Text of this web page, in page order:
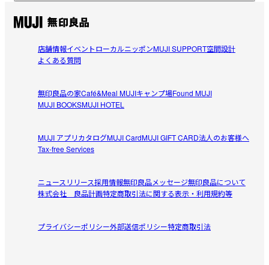
綿100%のアッパーに撥水加工を施しています。綿の風合いの良
【おすすめポイント】
行時の足の負担を軽減した履き心地の良さが特長です。
・靴紐を通すシューレースホールのハトメを、一般的な丸型で
・ベーシックなスタイルで幅広いコーディネートになじむ汎用
性の高い一足です。
靴紐を外してスリッポンとしても履くことができる２WAY仕様
受取手段店舗受け取り可・コンビニ受け取り可
うめそら
2026/08/04
セール
ん使用して、満足すること間違いなし。来年も明けたらと
めろん
履き心地！！
スプレーさえ掛ければ全然大丈夫でした！！
参考になった（0人）
店舗情報イベントローカルニッポンMUJI SUPPORT空間設計
よくある質問
無印良品の家Café&Meal MUJIキャンプ場Found MUJI
MUJI BOOKSMUJI HOTEL
MUJI アプリカタログMUJI CardMUJI GIFT CARD法人のお客様へ
Tax-free Services
ニュースリリース採用情報無印良品メッセージ無印良品について
株式会社 良品計画特定商取引法に関する表示・利用規約等
プライバシーポリシー外部送信ポリシー特定商取引法